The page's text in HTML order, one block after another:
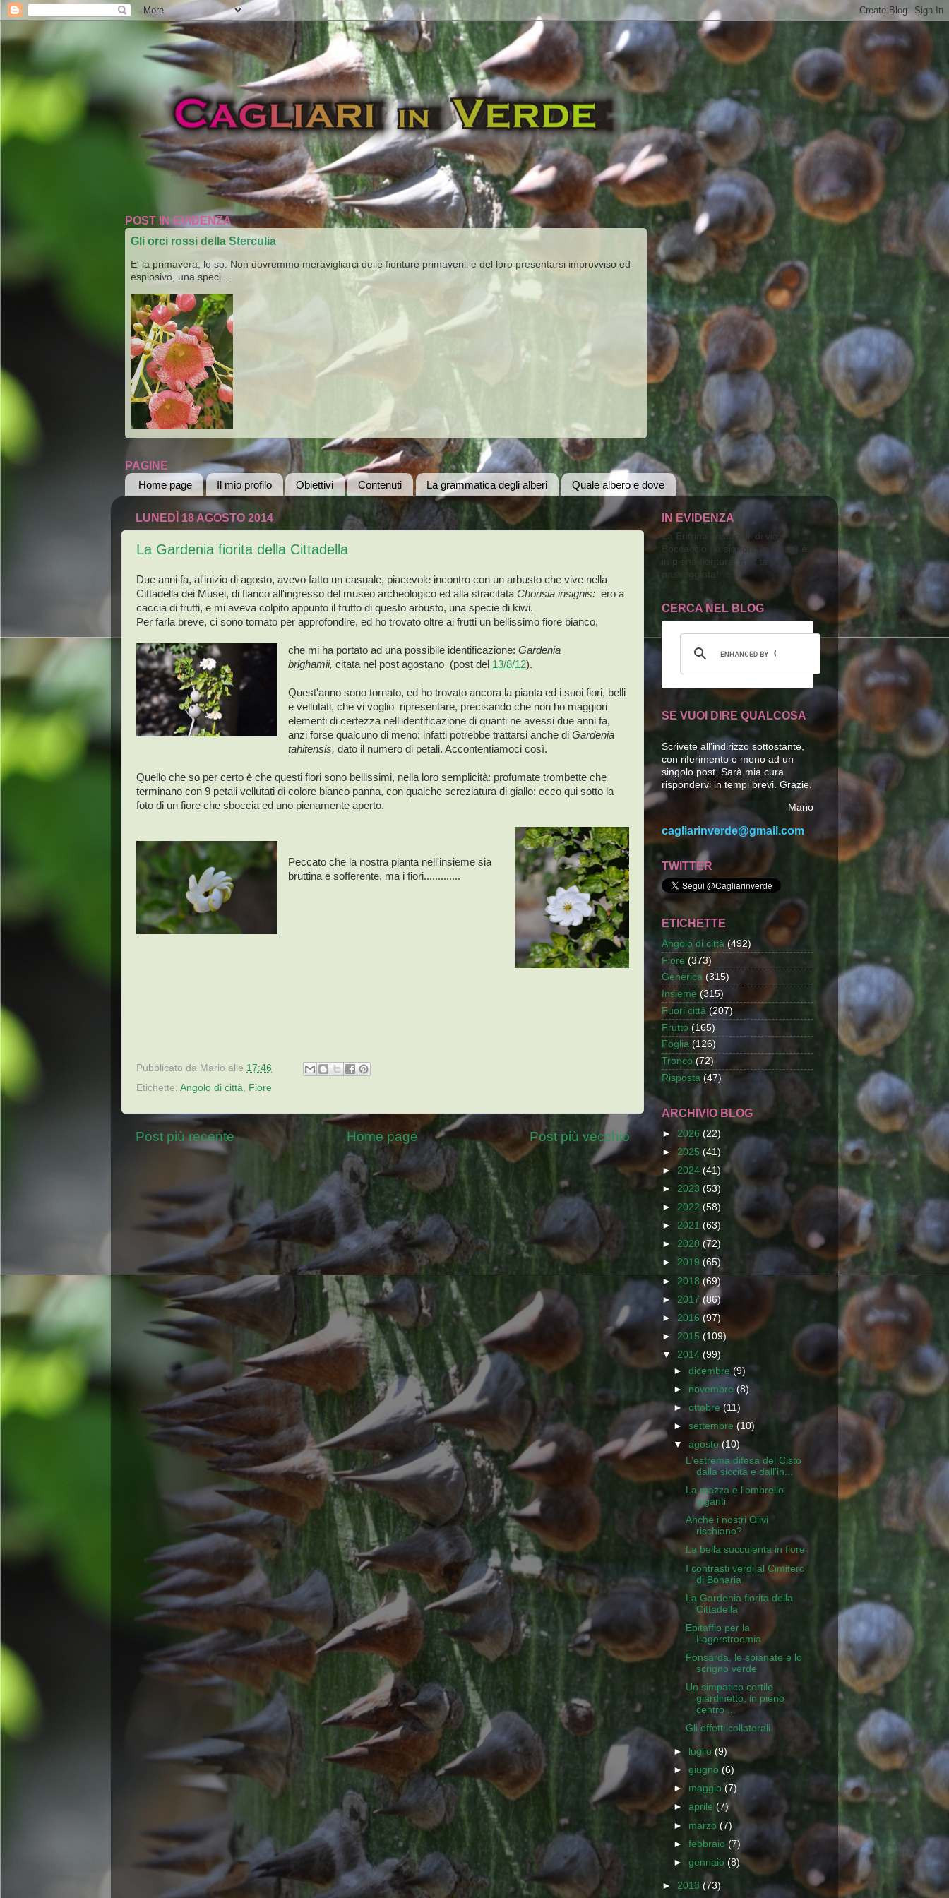
POST IN EVIDENZA
Gli orci rossi della Sterculia
E' la primavera, lo so. Non dovremmo meravigliarci delle fioriture primaverili e del loro presentarsi improvviso ed
esplosivo, una speci...
PAGINE
Home page
Il mio profilo Obiettivi Contenuti La grammatica degli alberi Quale albero e dove
LUNEDÌ 18 AGOSTO 2014
La Gardenia fiorita della Cittadella
Due anni fa, al'inizio di agosto, avevo fatto un casuale, piacevole incontro con un arbusto che vive nella
Cittadella dei Musei, di fianco all'ingresso del museo archeologico ed alla stracitata Chorisia insignis: ero a
caccia di frutti, e mi aveva colpito appunto il frutto di questo arbusto, una specie di kiwi.
Per farla breve, ci sono tornato per approfondire, ed ho trovato oltre ai frutti un bellissimo fiore bianco,
che mi ha portato ad una possibile identificazione: Gardenia
brighamii, citata nel post agostano (post del 13/8/12).
Quest'anno sono tornato, ed ho trovato ancora la pianta ed i suoi fiori, belli
e vellutati, che vi voglio ripresentare, precisando che non ho maggiori
elementi di certezza nell'identificazione di quanti ne avessi due anni fa,
anzi forse qualcuno di meno: infatti potrebbe trattarsi anche di Gardenia
tahitensis, dato il numero di petali. Accontentiamoci così.
Quello che so per certo è che questi fiori sono bellissimi, nella loro semplicità: profumate trombette che
terminano con 9 petali vellutati di colore bianco panna, con qualche screziatura di giallo: ecco qui sotto la
foto di un fiore che sboccia ed uno pienamente aperto.
Peccato che la nostra pianta nell'insieme sia
bruttina e sofferente, ma i fiori.............
Pubblicato da Mario alle 17:46
Etichette: Angolo di città, Fiore
Post più recente Post più vecchio
Home page
IN EVIDENZA
La Eritrina cristagalli di via
Boccaccio (la signora in rosso) è
in piena fioritura; merita una
passeggiata!
CERCA NEL BLOG
SE VUOI DIRE QUALCOSA
Scrivete all'indirizzo sottostante,
con riferimento o meno ad un
singolo post. Sarà mia cura
rispondervi in tempi brevi. Grazie.
Mario
cagliarinverde@gmail.com
TWITTER
ETICHETTE
Angolo di città (492)
Fiore (373)
Generica (315)
Insieme (315)
Fuori città (207)
Frutto (165)
Foglia (126)
Tronco (72)
Risposta (47)
ARCHIVIO BLOG
► 2026 (22)
►2025 (41)
► 2024 (41)
► 2023 (53)
► 2022 (58)
► 2021 (63)
► 2020 (72)
► 2019 (65)
► 2018(69)
► 2017 (86)
► 2016 (97)
► 2015 (109)
▼ 2014 (99)
►dicembre(9)
► novembre(8)
►ottobre(11)
►settembre (10)
▼agosto(10)
L'estrema difesa del Cisto
dalla siccità e dall'in...
La mazza e l'ombrello
giganti
Anche i nostri Olivi
rischiano?
La bella succulenta in fiore
I contrasti verdi al Cimitero
di Bonaria
La Gardenia fiorita della
Cittadella
Epitaffio per la
Lagerstroemia
Fonsarda, le spianate e lo
scrigno verde
Un simpatico cortile
giardinetto, in pieno
centro ...
Gli effetti collaterali
► luglio(9)
►giugno(6)
► maggio(7)
►aprile(7)
► marzo(7)
►febbraio(7)
►gennaio(8)
► 2013 (73)